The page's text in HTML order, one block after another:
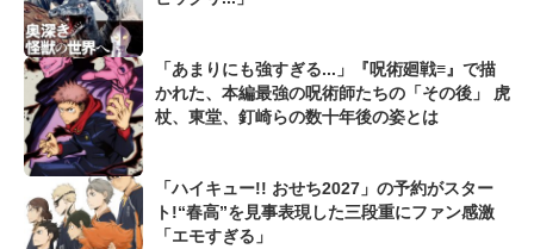
「あまりにも強すぎる...」『呪術廻戦≡』で描
かれた、本編最強の呪術師たちの「その後」 虎
杖、東堂、釘崎らの数十年後の姿とは
「ハイキュー!! おせち2027」の予約がスター
ト!“春高”を見事表現した三段重にファン感激
「エモすぎる」